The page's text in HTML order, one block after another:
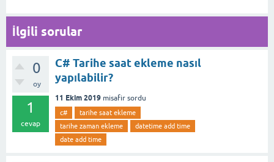
İlgili sorular
0
oy
1
cevap
C# Tarihe saat ekleme nasıl
yapılabilir?
11 Ekim 2019 misafir sordu
c#
tarihe saat ekleme
tarihe zaman ekleme
datetime add time
date add time